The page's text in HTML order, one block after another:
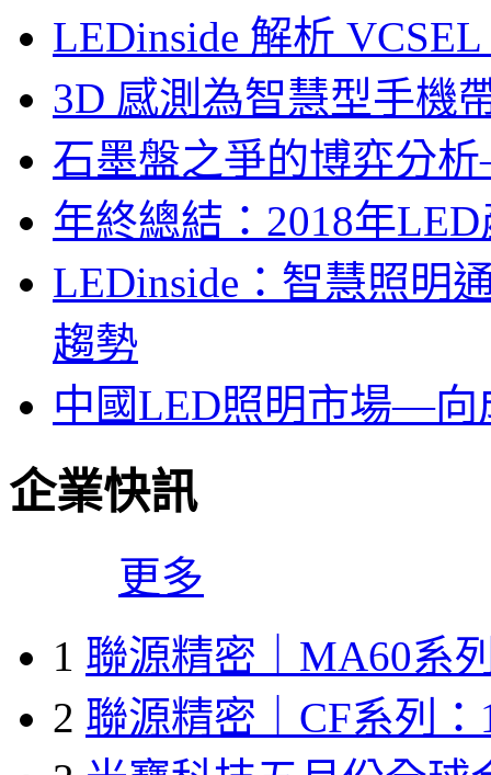
LEDinside 解析
3D 感測為智慧型手機
石墨盤之爭的博弈分
年終總結：2018年
LEDinside：智慧照明
趨勢
中國LED照明市場—向
企業快訊
更多
1 聯源精密｜MA60系
2 聯源精密｜CF系列：